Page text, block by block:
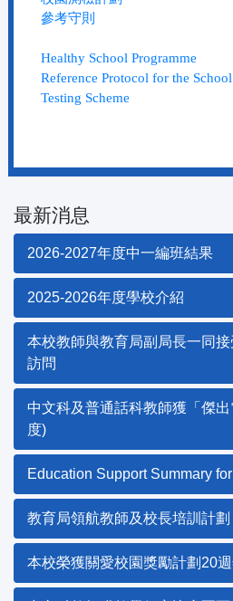
參考守則
Healthy School Programme
Reference Protocol for the
Testing Scheme
最新消息
2026-2027年度中一編班結果
2025-2026年度學校介紹
本校教師與教育局副局長一同
訪問
中文科及普通話科教師獲「傑
度)
Education Support Summary
教育局領航教師及校長培訓計劃
本校榮獲關愛校園獎勵計劃20週